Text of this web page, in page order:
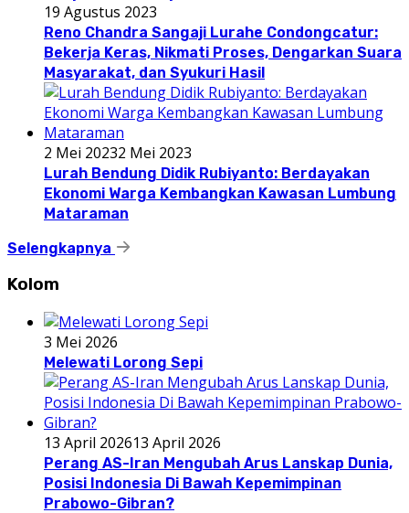
19 Agustus 2023
Reno Chandra Sangaji Lurahe Condongcatur:
Bekerja Keras, Nikmati Proses, Dengarkan Suara
Masyarakat, dan Syukuri Hasil
2 Mei 20232 Mei 2023
Lurah Bendung Didik Rubiyanto: Berdayakan
Ekonomi Warga Kembangkan Kawasan Lumbung
Mataraman
Selengkapnya
Kolom
3 Mei 2026
Melewati Lorong Sepi
13 April 202613 April 2026
Perang AS-Iran Mengubah Arus Lanskap Dunia,
Posisi Indonesia Di Bawah Kepemimpinan
Prabowo-Gibran?